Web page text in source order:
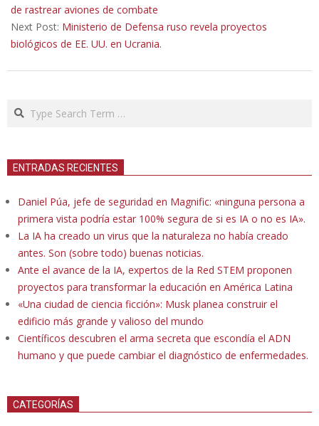
de rastrear aviones de combate
Next Post: Ministerio de Defensa ruso revela proyectos
biológicos de EE. UU. en Ucrania.
Search
ENTRADAS RECIENTES
Daniel Púa, jefe de seguridad en Magnific: «ninguna persona a
primera vista podría estar 100% segura de si es IA o no es IA».
La IA ha creado un virus que la naturaleza no había creado
antes. Son (sobre todo) buenas noticias.
Ante el avance de la IA, expertos de la Red STEM proponen
proyectos para transformar la educación en América Latina
«Una ciudad de ciencia ficción»: Musk planea construir el
edificio más grande y valioso del mundo
Científicos descubren el arma secreta que escondía el ADN
humano y que puede cambiar el diagnóstico de enfermedades.
CATEGORÍAS